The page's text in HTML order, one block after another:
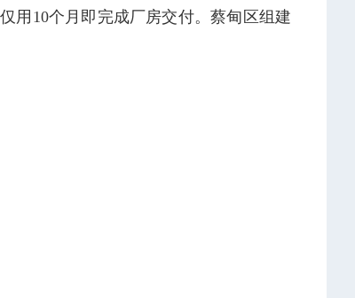
用10个月即完成厂房交付。蔡甸区组建